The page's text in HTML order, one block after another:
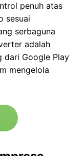
penuh atas
sesuai
serbaguna
adalah
dari Google Play
mengelola